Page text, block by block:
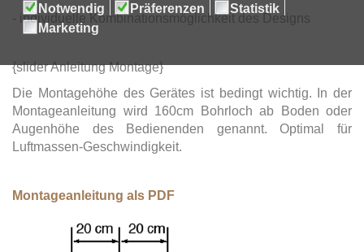
- individuelle Kombinationsmöglichkeit des Designs
{slider Anleitung Montage}
Die Montagehöhe des Gerätes ist bedingt wichtig. In der
Montageanleitung wird 160cm Bohrloch ab Boden oder
Augenhöhe des Bedienenden genannt. Optimal für
Luftmassen-Geschwindigkeit.
Montageanleitung als PDF